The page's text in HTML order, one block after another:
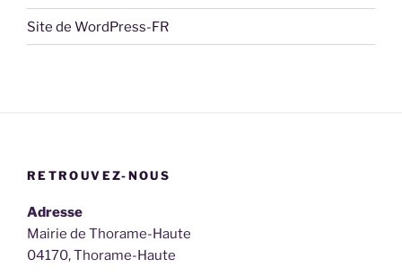
Site de WordPress-FR
RETROUVEZ-NOUS
Adresse
Mairie de Thorame-Haute
04170, Thorame-Haute